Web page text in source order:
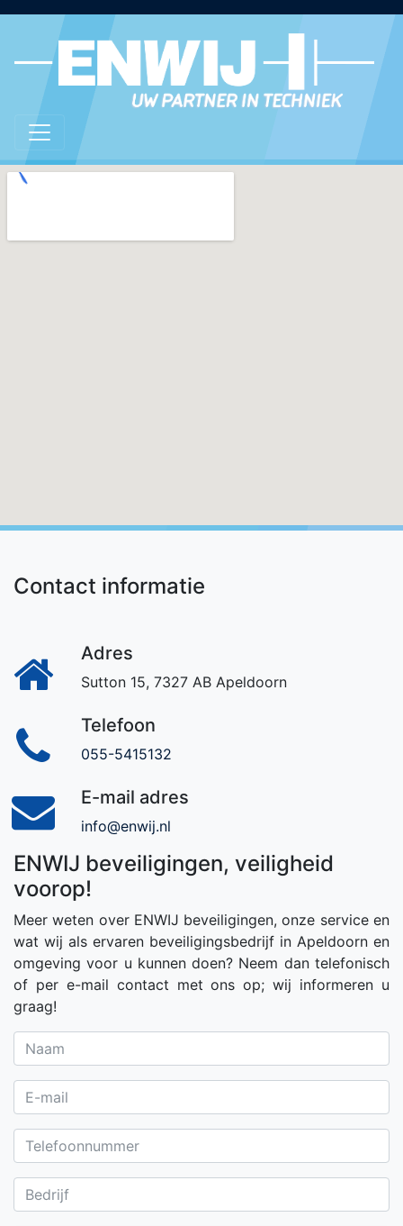
Contact informatie
Adres
Sutton 15, 7327 AB Apeldoorn
Telefoon
055-5415132
E-mail adres
info@enwij.nl
ENWIJ beveiligingen, veiligheid
voorop!
Meer weten over ENWIJ beveiligingen, onze service en
wat wij als ervaren beveiligingsbedrijf in Apeldoorn en
omgeving voor u kunnen doen? Neem dan telefonisch
of per e-mail contact met ons op; wij informeren u
graag!
Naam
E-mail
Telefoonnummer
Bedrijf